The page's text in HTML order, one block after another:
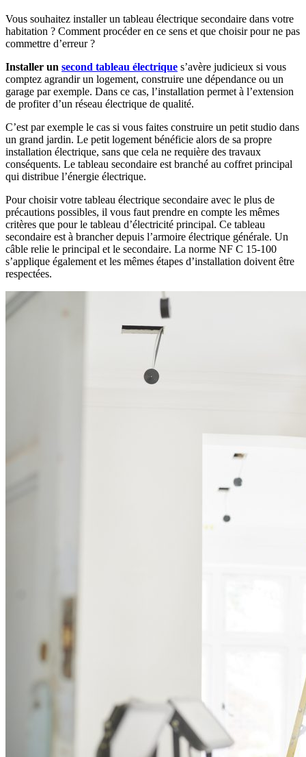
Vous souhaitez installer un tableau électrique secondaire dans votre
habitation ? Comment procéder en ce sens et que choisir pour ne pas
commettre d’erreur ?
Installer un second tableau électrique s’avère judicieux si vous
comptez agrandir un logement, construire une dépendance ou un
garage par exemple. Dans ce cas, l’installation permet à l’extension
de profiter d’un réseau électrique de qualité.
C’est par exemple le cas si vous faites construire un petit studio dans
un grand jardin. Le petit logement bénéficie alors de sa propre
installation électrique, sans que cela ne requière des travaux
conséquents. Le tableau secondaire est branché au coffret principal
qui distribue l’énergie électrique.
Pour choisir votre tableau électrique secondaire avec le plus de
précautions possibles, il vous faut prendre en compte les mêmes
critères que pour le tableau d’électricité principal. Ce tableau
secondaire est à brancher depuis l’armoire électrique générale. Un
câble relie le principal et le secondaire. La norme NF C 15-100
s’applique également et les mêmes étapes d’installation doivent être
respectées.